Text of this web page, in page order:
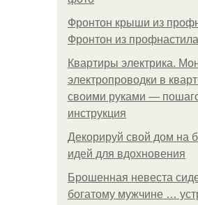
Фронтон крыши из
Фронтон из профнастила
Квартиры электрика.
электропроводки в
своими руками —
инструкция
Декорируй свой дом на
идей для вдохновения
Брошенная невеста
богатому мужчине …